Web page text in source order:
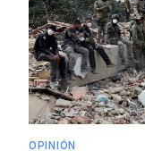
OPINIÓN